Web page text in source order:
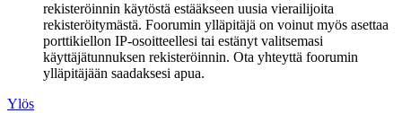
rekisteröinnin käytöstä estääkseen uusia vierailijoita
rekisteröitymästä. Foorumin ylläpitäjä on voinut myös asettaa
porttikiellon IP-osoitteellesi tai estänyt valitsemasi
käyttäjätunnuksen rekisteröinnin. Ota yhteyttä foorumin
ylläpitäjään saadaksesi apua.
Ylös